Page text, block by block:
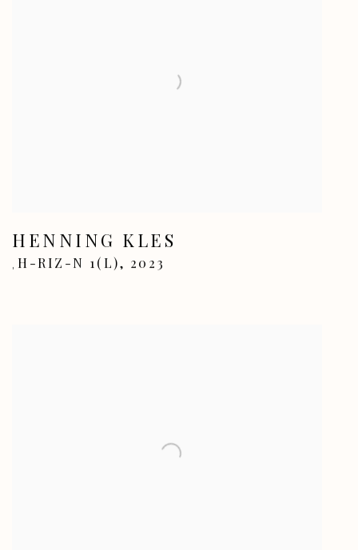
HENNING KLES
, H-RIZ-N 1(L), 2023